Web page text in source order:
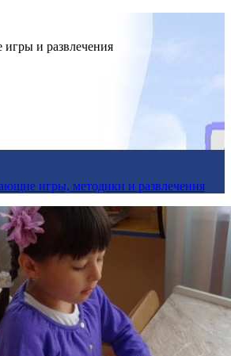
и развлечения
игры, методики и развлечения